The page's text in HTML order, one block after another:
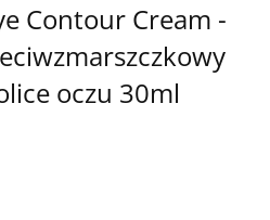
Contour Cream -
oczu 30ml